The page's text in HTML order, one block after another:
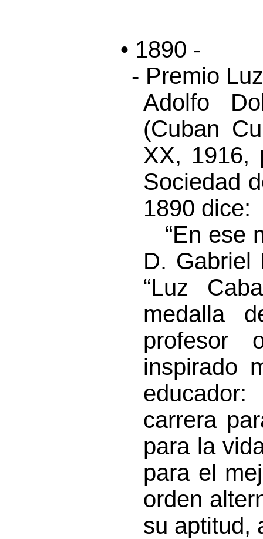
• 1890 -
- Premio
Adolfo
(Cuban
XX, 1916,
Sociedad
1890 dice:
“En ese
D. Gabriel
“Luz
medalla
profesor
inspirado
carrera
para la
para el
orden
su aptitud,